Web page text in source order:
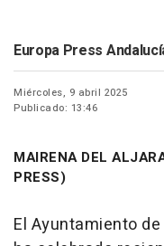
Europa Press
Miércoles, 9 abril 2025
Publicado: 13:46
MAIRENA DEL
PRESS)
El Ayuntamiento